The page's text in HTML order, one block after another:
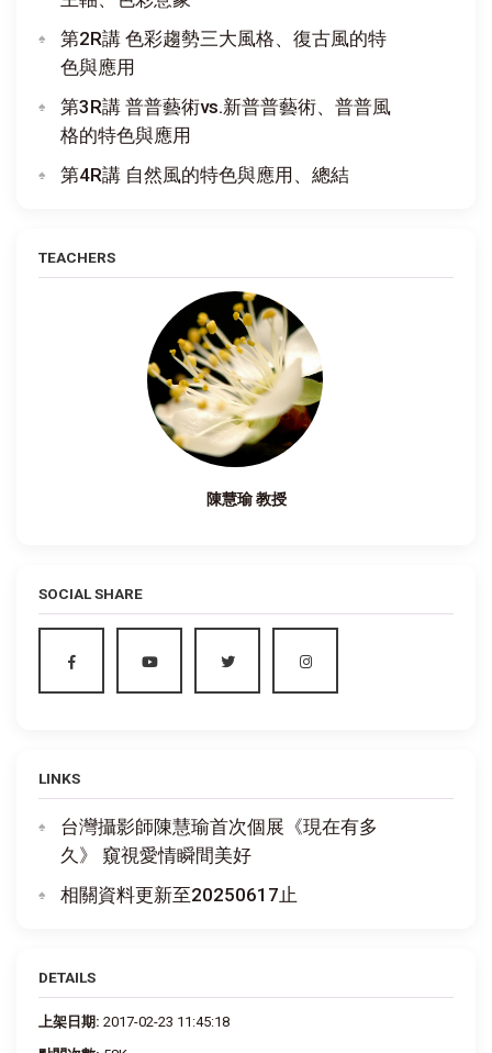
第2R講 色彩趨勢三大風格、復古風的特
色與應用
第3R講 普普藝術vs.新普普藝術、普普風
格的特色與應用
第4R講 自然風的特色與應用、總結
TEACHERS
陳慧瑜 教授
SOCIAL SHARE
LINKS
台灣攝影師陳慧瑜首次個展《現在有多
久》 窺視愛情瞬間美好
相關資料更新至20250617止
DETAILS
上架日期: 2017-02-23 11:45:18